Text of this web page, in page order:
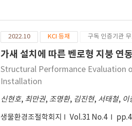
다. 생육 특성에 있어서는 첫 번째 조사의
이가 크지 않아 온실 내 위치에 따른 생육
광 환경을 고려한 설계를위해 온실의 설치
2022.10 KCI 등재 구독 인증기관
가새 설치에 따른 벤로형 지붕 연
Structural Performance Evaluation
Installation
신현호, 최만권, 조명환, 김진현, 서태철, 이
생물환경조절학회지 Vol.31 No.4